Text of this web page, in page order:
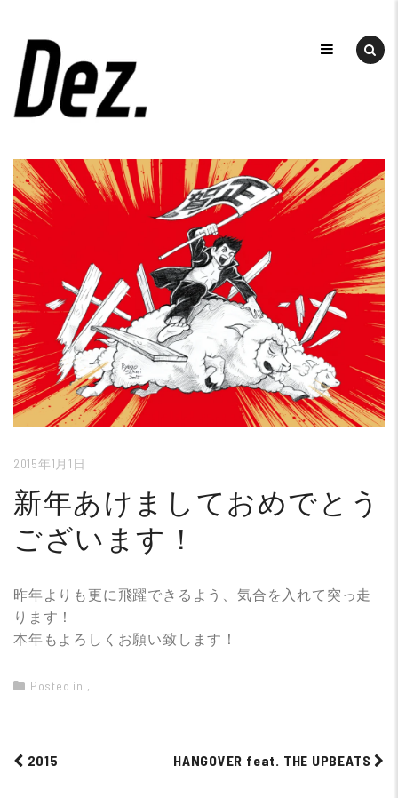
content
DEZ
デ
ザ
イ
ン
事
所
DEZ.
（デ
ィ
ー
ズ）
2015年1月1日
新年あけましておめでとう
ございます！
昨年よりも更に飛躍できるよう、気合を入れて突っ走
ります！
本年もよろしくお願い致します！
Posted in ,
2015 HANGOVER feat. THE UPBEATS